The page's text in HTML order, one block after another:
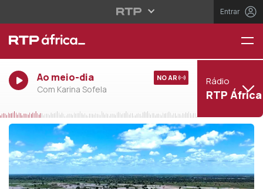
Entrar
Ao meio-dia
Com Karina Sofela
NO AR Rádio
RTP África